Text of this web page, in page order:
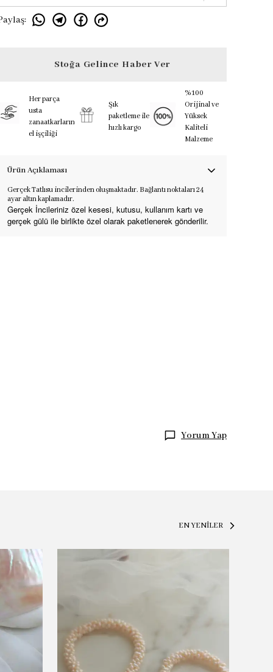
:
Stoğa Gelince Haber Ver
Her parça
usta
zanaatkarların
el işçiliği
Şık
paketleme ile
hızlı kargo
%100
Orijinal ve
Yüksek
Kaliteli
Malzeme
Ürün Açıklaması
Gerçek Tatlısu incilerinden oluşmaktadır. Bağlantı noktaları 24
ayar altın kaplamadır.
Gerçek İncileriniz özel kesesi, kutusu, kullanım kartı ve
gerçek gülü ile birlikte özel olarak paketlenerek gönderilir.
Yorum Yap
EN YENİLER